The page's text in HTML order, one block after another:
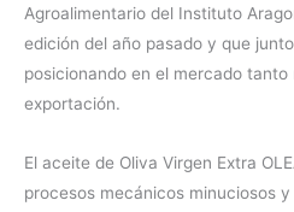
Agroalimentario del Instituto
edición del año pasado y que
posicionando en el mercado tanto
exportación.
El aceite de Oliva Virgen Extra
procesos mecánicos minuciosos